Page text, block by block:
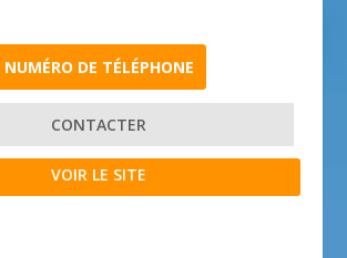
NUMÉRO DE TÉLÉPHONE
CONTACTER
VOIR LE SITE